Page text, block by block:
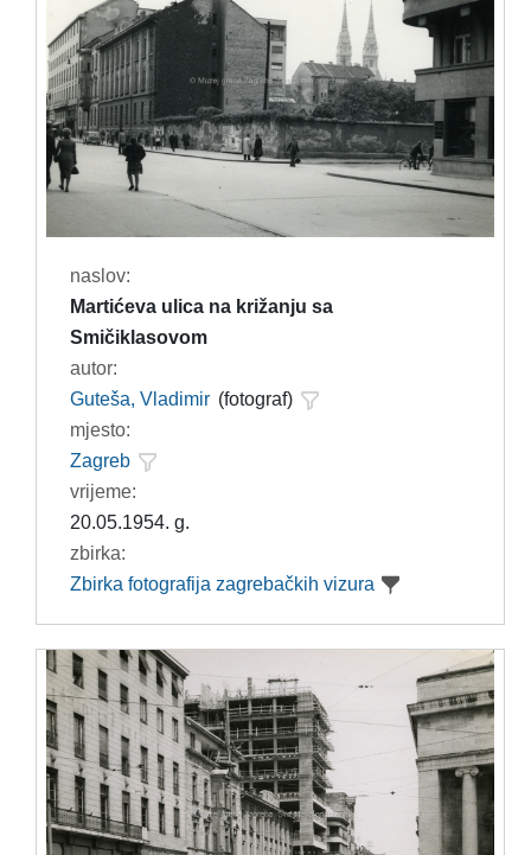
naslov:
Martićeva ulica na križanju sa
Smičiklasovom
autor:
Guteša, Vladimir (fotograf)
mjesto:
Zagreb
vrijeme:
20.05.1954. g.
zbirka:
Zbirka fotografija zagrebačkih vizura